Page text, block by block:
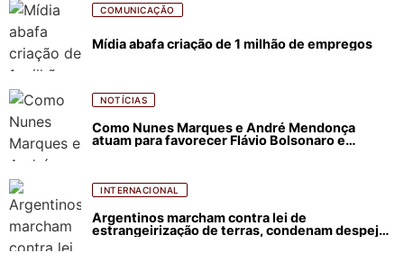
COMUNICAÇÃO
Mídia abafa criação de 1 milhão de empregos
NOTÍCIAS
Como Nunes Marques e André Mendonça
atuam para favorecer Flávio Bolsonaro e
INTERNACIONAL
Argentinos marcham contra lei de
estrangeirização de terras, condenam despejos